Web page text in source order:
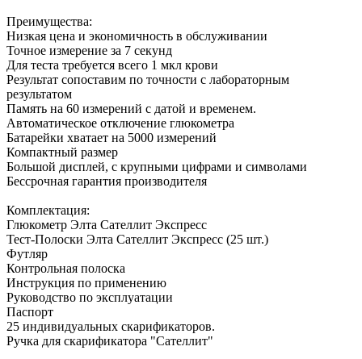
Преимущества:
Низкая цена и экономичность в обслуживании
Точное измерение за 7 секунд
Для теста требуется всего 1 мкл крови
Результат сопоставим по точности с лабораторным
результатом
Память на 60 измерений с датой и временем.
Автоматическое отключение глюкометра
Батарейки хватает на 5000 измерений
Компактный размер
Большой дисплей, с крупными цифрами и символами
Бессрочная гарантия производителя
Комплектация:
Глюкометр Элта Сателлит Экспресс
Тест-Полоски Элта Сателлит Экспресс (25 шт.)
Футляр
Контрольная полоска
Инструкция по применению
Руководство по эксплуатации
Паспорт
25 индивидуальных скарификаторов.
Ручка для скарификатора "Сателлит"